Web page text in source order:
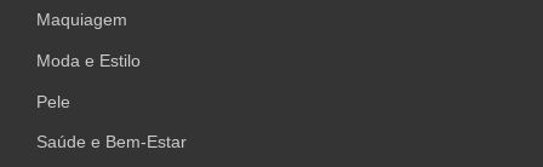
Maquiagem
Moda e Estilo
Pele
Saúde e Bem-Estar